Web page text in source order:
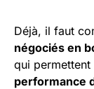
Déjà, il faut
négociés en
qui permettent
performance